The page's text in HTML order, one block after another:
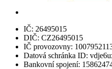
IČ: 26495015
DIČ: CZ26495015
IČ provozovny:
Datová schránka ID:
Bankovní spojení: